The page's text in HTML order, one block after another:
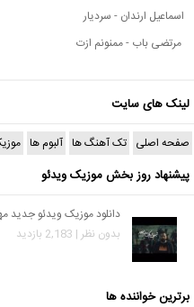
اسماعیل ارندان - سردیار
مرتضی باب - ممنونم ازت
لینک های سایت
صفحه اصلی تک آهنگ ها آلبوم ها
پیشنهاد روز بخش موزیک ویدئو
دانلود موزیک ویدئو جدید
بدون نظر | 2,183 بازدید
برترین خواننده ها